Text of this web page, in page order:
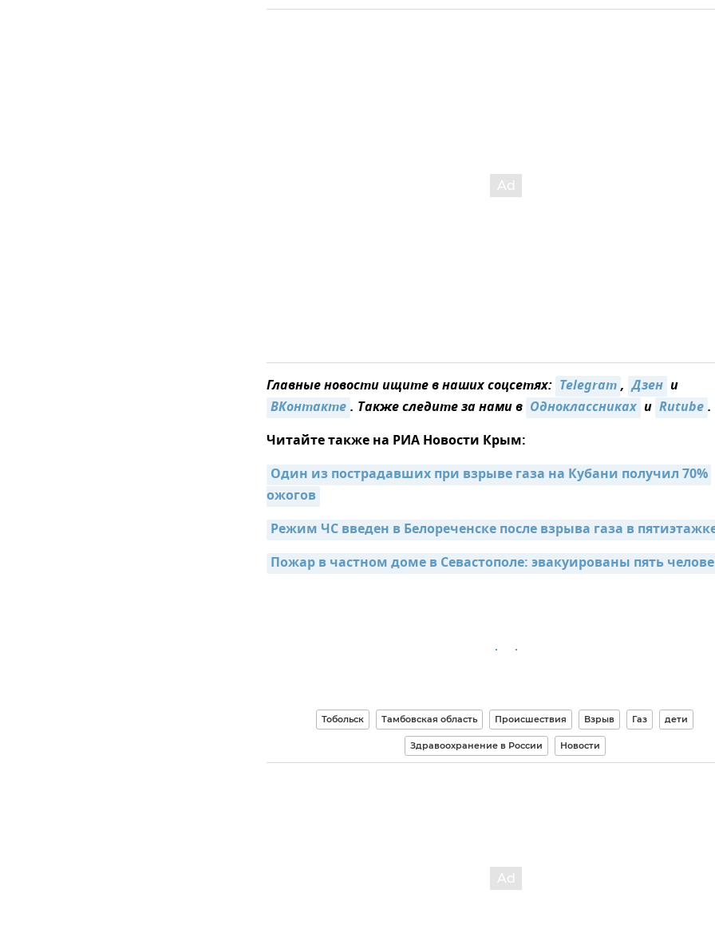
Главные новости ищите в наших соцсетях: Telegram, Дзен и
ВКонтакте. Также следите за нами в Одноклассниках и Rutube.
Читайте также на РИА Новости Крым:
Один из пострадавших при взрыве газа на Кубани получил 70%
ожогов
Режим ЧС введен в Белореченске после взрыва газа в
Пожар в частном доме в Севастополе: эвакуированы пять
Тобольск Тамбовская область Происшествия Взрыв Газ дети
Здравоохранение в России Новости